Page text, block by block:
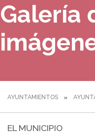
Galería
AYUNTAMIENTOS
EL MUNICIPIO